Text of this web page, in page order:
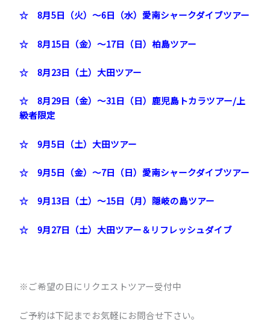
☆ 8月5日（火）～6日（水）愛南シャークダイブツアー
☆ 8月15日（金）～17日（日）柏島ツアー
☆ 8月23日（土）大田ツアー
☆ 8月29日（金）～31日（日）鹿児島トカラツアー/上
級者限定
☆ 9月5日（土）大田ツアー
☆ 9月5日（金）～7日（日）愛南シャークダイブツアー
☆ 9月13日（土）～15日（月）隠岐の島ツアー
☆ 9月27日（土）大田ツアー＆リフレッシュダイブ
※ご希望の日にリクエストツアー受付中
ご予約は下記までお気軽にお問合せ下さい。